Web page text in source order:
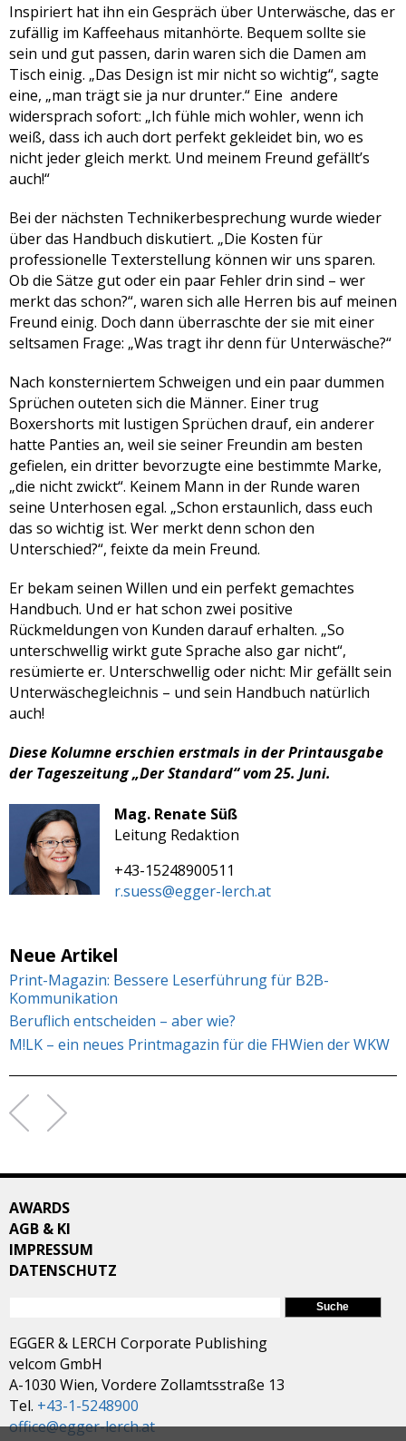
Inspiriert hat ihn ein Gespräch über Unterwäsche, das er
zu­fällig im Kaffeehaus mitanhörte. Bequem sollte sie
sein und gut passen, darin waren sich die Damen am
Tisch einig. „Das Design ist mir nicht so wichtig“, sagte
eine, „man trägt sie ja nur drunter.“ Eine andere
widersprach sofort: „Ich fühle mich wohler, wenn ich
weiß, dass ich auch dort perfekt gekleidet bin, wo es
nicht jeder gleich merkt. Und meinem Freund gefällt’s
auch!“
Bei der nächsten Technikerbesprechung wurde wieder
über das Handbuch diskutiert. „Die Kosten für
professionelle Texterstellung können wir uns sparen.
Ob die Sätze gut oder ein paar Fehler drin sind – wer
merkt das schon?“, waren sich alle Herren bis auf meinen
Freund einig. Doch dann überraschte der sie mit einer
seltsamen Frage: „Was tragt ihr denn für Unterwäsche?“
Nach konsterniertem Schweigen und ein paar dummen
Sprüchen outeten sich die Männer. Einer trug
Boxershorts mit lustigen Sprüchen drauf, ein anderer
hatte Panties an, weil sie seiner Freundin am besten
gefielen, ein dritter bevorzugte eine bestimmte Marke,
„die nicht zwickt“. Keinem Mann in der Runde waren
seine Unter­hosen egal. „Schon erstaunlich, dass euch
das so wichtig ist. Wer merkt denn schon den
Unterschied?“, feixte da mein Freund.
Er bekam seinen Willen und ein perfekt gemachtes
Handbuch. Und er hat schon zwei positive
Rückmeldungen von Kunden darauf erhalten. „So
unterschwellig wirkt gute Sprache also gar nicht“,
resümierte er. Unterschwellig oder nicht: Mir gefällt sein
Unterwäschegleichnis – und sein Handbuch natürlich
auch!
Diese Kolumne erschien erstmals in der Printausgabe
der Tageszeitung „Der Standard“ vom 25. Juni.
Mag. Renate Süß
Leitung Redaktion
+43-15248900511
r.suess@egger-lerch.at
Neue Artikel
Print-Magazin: Bessere Leserführung für B2B-
Kommunikation
Beruflich entscheiden – aber wie?
M!LK – ein neues Printmagazin für die FHWien der WKW
AWARDS
AGB & KI
IMPRESSUM
DATENSCHUTZ
EGGER & LERCH Corporate Publishing
velcom GmbH
A-1030 Wien, Vordere Zollamtsstraße 13
Tel. +43-1-5248900
office@egger-lerch.at